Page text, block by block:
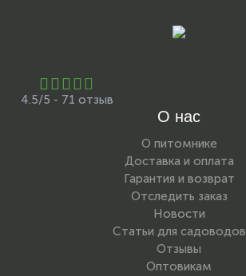
4.5/5 - 71 отзыв
О нас
О питомнике
Доставка и оплата
Гарантия и возврат
Отследить заказ
Новости
Статьи для садоводов
Отзывы
Оптовикам